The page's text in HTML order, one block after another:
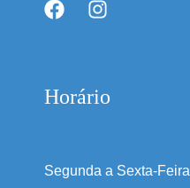
Horário
Segunda a Sexta-Feira